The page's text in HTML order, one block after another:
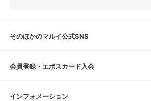
そのほかのマルイ公式SNS
会員登録・エポスカード入会
インフォメーション